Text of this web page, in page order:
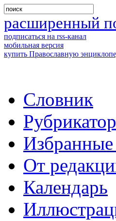
расширенный
подписаться на rss-канал
мобильная версия
купить Православную
Словник
Рубрикатор
Избранные
От
Календарь